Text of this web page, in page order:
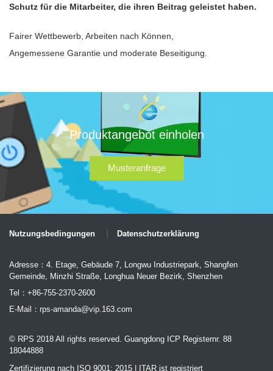
Schutz für die Mitarbeiter, die ihren Beitrag geleistet haben.
Fairer Wettbewerb, Arbeiten nach Können,
Angemessene Garantie und moderate Beseitigung.
Produktangebot einholen
Musteranfrage
Nutzungsbedingungen Datenschutzerklärung
Adresse：4. Etage, Gebäude 7, Longwu Industriepark, Shangfen
Gemeinde, Minzhi Straße, Longhua Neuer Bezirk, Shenzhen
Tel：+86-755-2370-2600
E-Mail： rps-amanda@vip.163.com
© RPS 2018 All rights reserved. Guangdong ICP Registernr. 88
18044888
Zertifizierung nach ISO 9001: 2015 | ITAR ist registriert